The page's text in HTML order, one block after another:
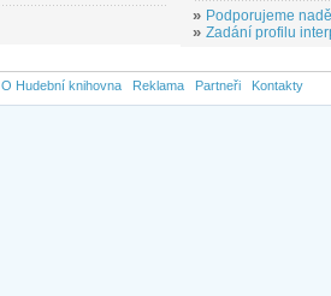
» Podporujeme
» Zadání profilu
O Hudební knihovna Reklama Partneři Kontakty